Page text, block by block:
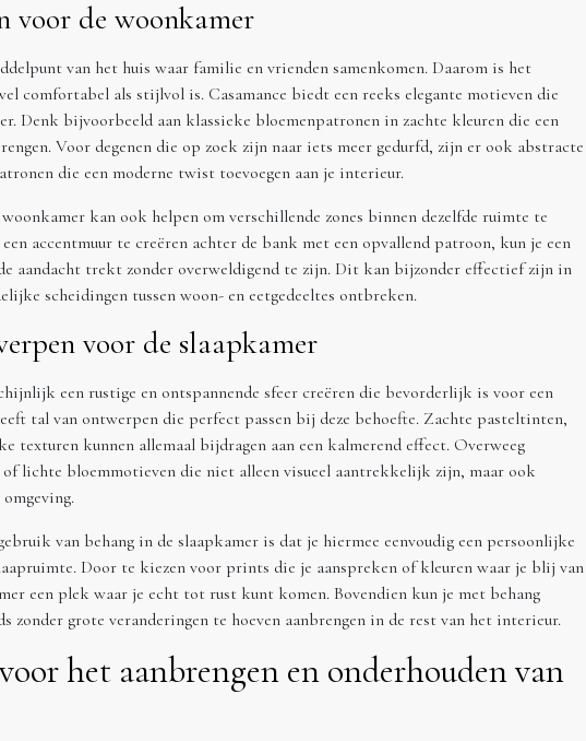
voor de woonkamer
van het huis waar familie en vrienden samenkomen. Daarom is het
comfortabel als stijlvol is. Casamance biedt een reeks elegante motieven die
Denk bijvoorbeeld aan klassieke bloemenpatronen in zachte kleuren die een
Voor degenen die op zoek zijn naar iets meer gedurfd, zijn er ook abstracte
die een moderne twist toevoegen aan je interieur.
kan ook helpen om verschillende zones binnen dezelfde ruimte te
accentmuur te creëren achter de bank met een opvallend patroon, kun je een
aandacht trekt zonder overweldigend te zijn. Dit kan bijzonder effectief zijn in
scheidingen tussen woon- en eetgedeeltes ontbreken.
voor de slaapkamer
een rustige en ontspannende sfeer creëren die bevorderlijk is voor een
tal van ontwerpen die perfect passen bij deze behoefte. Zachte pasteltinten,
texturen kunnen allemaal bijdragen aan een kalmerend effect. Overweeg
lichte bloemmotieven die niet alleen visueel aantrekkelijk zijn, maar ook
van behang in de slaapkamer is dat je hiermee eenvoudig een persoonlijke
Door te kiezen voor prints die je aanspreken of kleuren waar je blij van
een plek waar je echt tot rust kunt komen. Bovendien kun je met behang
zonder grote veranderingen te hoeven aanbrengen in de rest van het interieur.
het aanbrengen en onderhouden van